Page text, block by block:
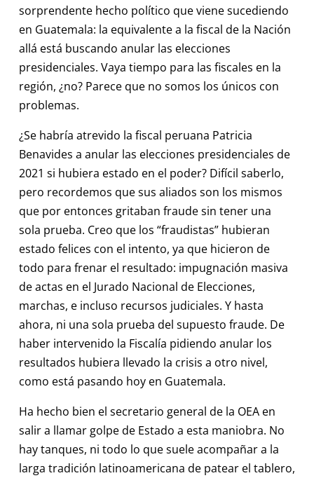
sorprendente hecho político que viene sucediendo
en Guatemala: la equivalente a la fiscal de la Nación
allá está buscando anular las elecciones
presidenciales. Vaya tiempo para las fiscales en la
región, ¿no? Parece que no somos los únicos con
problemas.
¿Se habría atrevido la fiscal peruana Patricia
Benavides a anular las elecciones presidenciales de
2021 si hubiera estado en el poder? Difícil saberlo,
pero recordemos que sus aliados son los mismos
que por entonces gritaban fraude sin tener una
sola prueba. Creo que los “fraudistas” hubieran
estado felices con el intento, ya que hicieron de
todo para frenar el resultado: impugnación masiva
de actas en el Jurado Nacional de Elecciones,
marchas, e incluso recursos judiciales. Y hasta
ahora, ni una sola prueba del supuesto fraude. De
haber intervenido la Fiscalía pidiendo anular los
resultados hubiera llevado la crisis a otro nivel,
como está pasando hoy en Guatemala.
Ha hecho bien el secretario general de la OEA en
salir a llamar golpe de Estado a esta maniobra. No
hay tanques, ni todo lo que suele acompañar a la
larga tradición latinoamericana de patear el tablero,